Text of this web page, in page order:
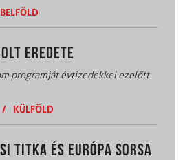
BELFÖLD
EREDETE
programját évtizedekkel ezelőtt
/ KÜLFÖLD
TITKA ÉS EURÓPA SORSA